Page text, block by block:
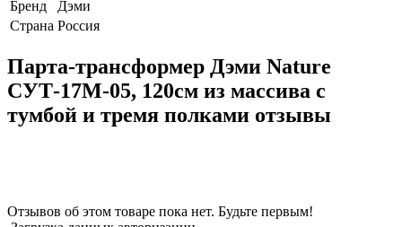
Бренд
Дэми
Страна Россия
Парта-трансформер Дэми Nature
СУТ-17М-05, 120см из массива c
тумбой и тремя полками отзывы
Отзывов об этом товаре пока нет. Будьте первым!